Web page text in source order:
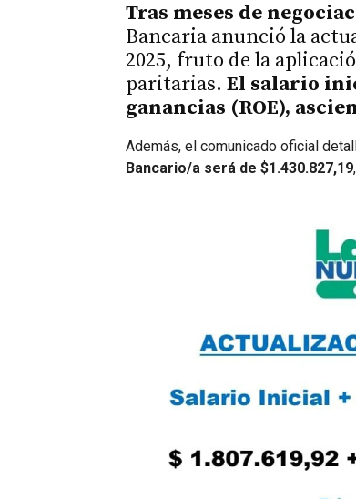
Tras meses de
Bancaria anunció la
2025, fruto de la
paritarias. El salario
ganancias (ROE),
Además, el comunicado oficial
Bancario/a será de $1.430.827,19